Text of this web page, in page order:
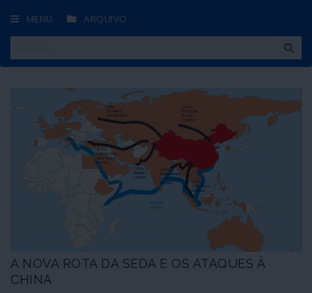
MENU ARQUIVO
A NOVA ROTA DA SEDA E OS ATAQUES À
CHINA